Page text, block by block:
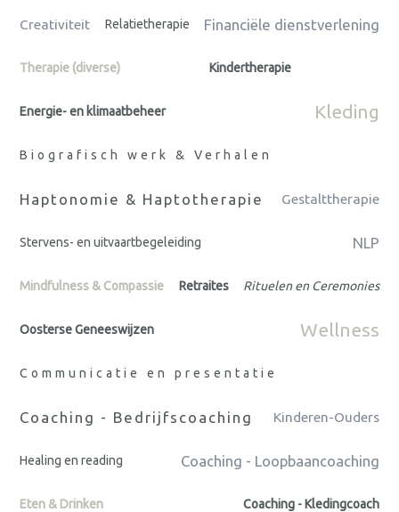
Creativiteit Relatietherapie Financiële dienstverlening
Therapie (diverse) Kindertherapie
Energie- en klimaatbeheer Kleding
Biografisch werk & Verhalen
Haptonomie & Haptotherapie Gestalttherapie
Stervens- en uitvaartbegeleiding NLP
Mindfulness & Compassie Retraites Rituelen en Ceremonies
Oosterse Geneeswijzen Wellness
Communicatie en presentatie
Coaching - Bedrijfscoaching Kinderen-Ouders
Healing en reading Coaching - Loopbaancoaching
Eten & Drinken Coaching - Kledingcoach